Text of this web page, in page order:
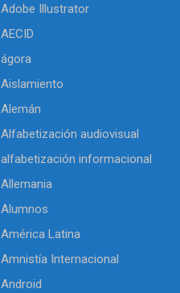
Adobe Illustrator
AECID
ágora
Aislamiento
Alemán
Alfabetización audiovisual
alfabetización informacional
Allemania
Alumnos
América Latina
Amnistía Internacional
Android